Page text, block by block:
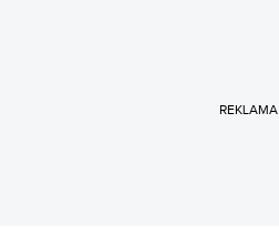
REKLAMA